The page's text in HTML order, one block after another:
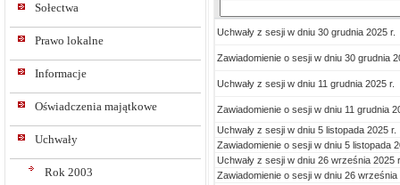
Sołectwa
Prawo lokalne
Informacje
Oświadczenia majątkowe
Uchwały
Rok 2003
w
tresc_tytul
Uchwały z sesji w dniu 30 grudnia 2025 r.
Zawiadomienie o sesji w dniu 30 grudnia
Uchwały z sesji w dniu 11 grudnia 2025 r.
Zawiadomienie o sesji w dniu 11 grudnia
Uchwały z sesji w dniu 5 listopada 2025 r.
Zawiadomienie o sesji w dniu 5 listopada
Uchwały z sesji w dniu 26 września 2025
Zawiadomienie o sesji w dniu 26 września